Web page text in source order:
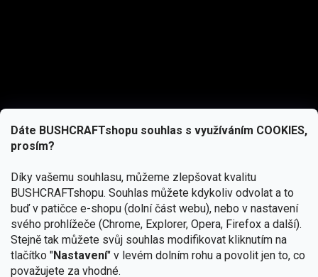
Dáte BUSHCRAFTshopu souhlas s využíváním COOKIES,
prosím?
Díky vašemu souhlasu, můžeme zlepšovat kvalitu
BUSHCRAFTshopu. Souhlas můžete kdykoliv odvolat a to
buď v patičce e-shopu (dolní část webu), nebo v nastavení
svého prohlížeče (Chrome, Explorer, Opera, Firefox a další).
Stejně tak můžete svůj souhlas modifikovat kliknutím na
tlačítko "Nastavení" v levém dolním rohu a povolit jen to, co
považujete za vhodné.